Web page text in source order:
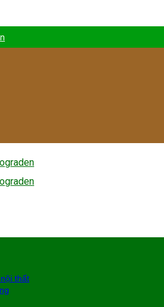
thất